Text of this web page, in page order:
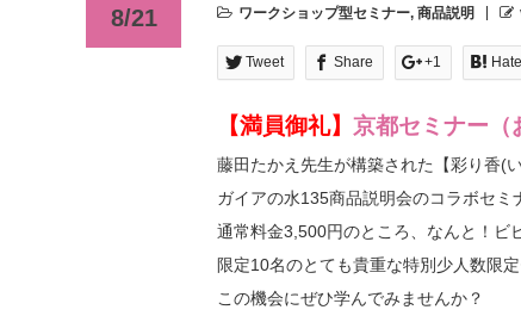
8/21 ワークショップ型セミナー, 商品説明
Tweet Share +1
【満員御礼】 京都セミナー（
藤田たかえ先生が構築された【彩り香(
ガイアの水135商品説明会のコラボセミ
通常料金3,500円のところ、なんと！ビ
限定10名のとても貴重な特別少人数限
この機会にぜひ学んでみませんか？